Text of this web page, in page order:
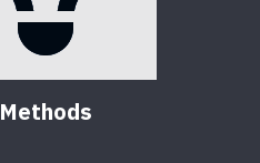
Methods